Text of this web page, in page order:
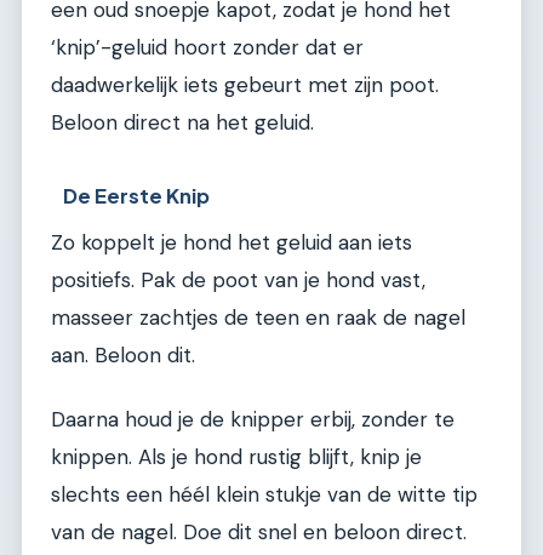
een oud snoepje kapot, zodat je hond het
‘knip’-geluid hoort zonder dat er
daadwerkelijk iets gebeurt met zijn poot.
Beloon direct na het geluid.
De Eerste Knip
Zo koppelt je hond het geluid aan iets
positiefs. Pak de poot van je hond vast,
masseer zachtjes de teen en raak de nagel
aan. Beloon dit.
Daarna houd je de knipper erbij, zonder te
knippen. Als je hond rustig blijft, knip je
slechts een héél klein stukje van de witte tip
van de nagel. Doe dit snel en beloon direct.